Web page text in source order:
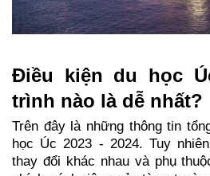
Điều kiện du học
trình nào là dễ nhất?
Trên đây là những thông tin
học Úc 2023 - 2024. Tuy
thay đổi khác nhau và phụ